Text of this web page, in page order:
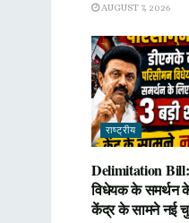
AUGUST 7, 2026
राष्ट्रीय
Delimitation Bill:
विधेयक के समर्थन
केंद्र के सामने नई